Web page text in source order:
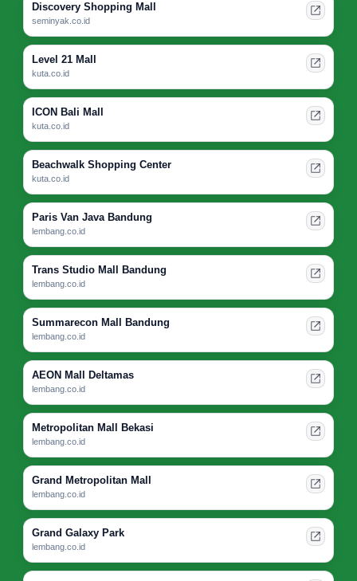
Discovery Shopping Mall
seminyak.co.id
Level 21 Mall
kuta.co.id
ICON Bali Mall
kuta.co.id
Beachwalk Shopping Center
kuta.co.id
Paris Van Java Bandung
lembang.co.id
Trans Studio Mall Bandung
lembang.co.id
Summarecon Mall Bandung
lembang.co.id
AEON Mall Deltamas
lembang.co.id
Metropolitan Mall Bekasi
lembang.co.id
Grand Metropolitan Mall
lembang.co.id
Grand Galaxy Park
lembang.co.id